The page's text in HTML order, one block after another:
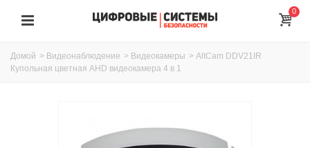
0
Домой > Видеонаблюдение > Видеокамеры > AltCam DDV21IR
Купольная цветная AHD видеокамера 4 в 1